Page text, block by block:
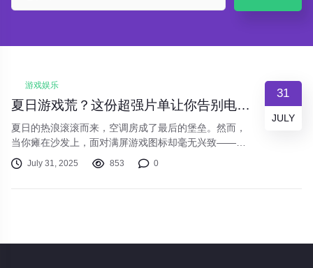
31
JULY
游戏娱乐
夏日游戏荒？这份超强片单让你告别电子杨威！
夏日的热浪滚滚而来，空调房成了最后的堡垒。然而，
当你瘫在沙发上，面对满屏游戏图标却毫无兴致——这
种"电子杨威"的无力感，是否也正困扰着你？别担心，这
份专治夏日游戏荒的片单，将重新点燃你的游戏激情！
July 31, 2025 853 0